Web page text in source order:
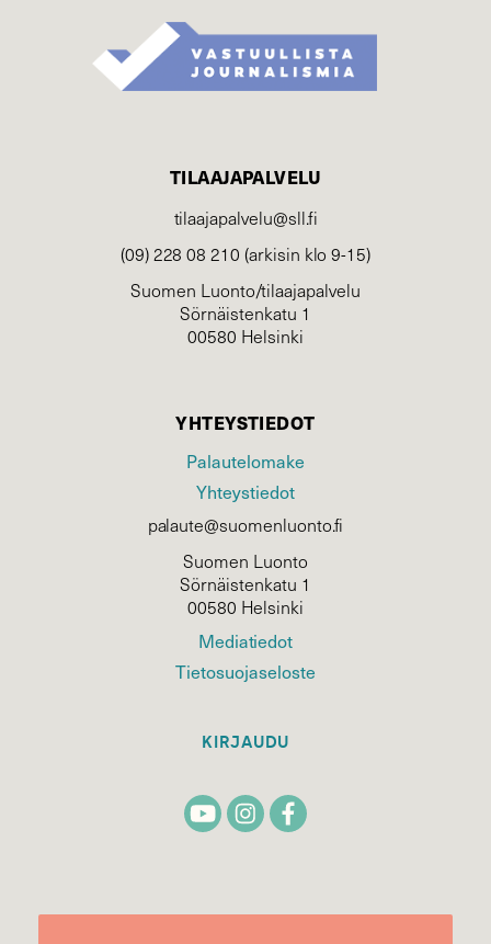
TILAAJAPALVELU
tilaajapalvelu@sll.fi
(09) 228 08 210 (arkisin klo 9-15)
Suomen Luonto/tilaajapalvelu
Sörnäistenkatu 1
00580 Helsinki
YHTEYSTIEDOT
Palautelomake
Yhteystiedot
palaute@suomenluonto.fi
Suomen Luonto
Sörnäistenkatu 1
00580 Helsinki
Mediatiedot
Tietosuojaseloste
KIRJAUDU